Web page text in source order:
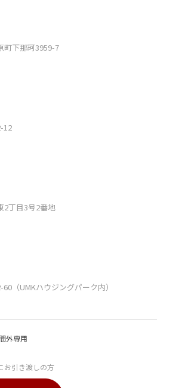
町下那珂3959-7
12
2丁目3号2番地
（UMKハウジングパーク内）
外専用
お引き渡しの方